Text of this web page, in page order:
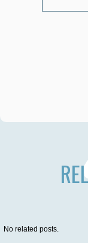
No related posts.